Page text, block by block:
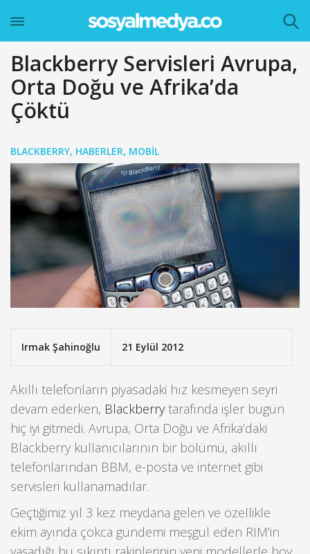
Blackberry Servisleri Avrupa,
Orta Doğu ve Afrika’da
Çöktü
BLACKBERRY, HABERLER, MOBIL
Irmak Şahinoğlu 21 Eylül 2012
Akıllı telefonların piyasadaki hız kesmeyen seyri
devam ederken, Blackberry tarafında işler bugün
hiç iyi gitmedi. Avrupa, Orta Doğu ve Afrika’daki
Blackberry kullanıcılarının bir bölümü, akıllı
telefonlarından BBM, e-posta ve internet gibi
servisleri kullanamadılar.
Geçtiğimiz yıl 3 kez meydana gelen ve özellikle
ekim ayında çokca gündemi meşgul eden RIM’in